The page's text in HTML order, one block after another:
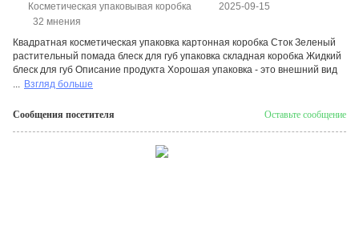
Косметическая упаковывая коробка
2025-09-15
32 мнения
Квадратная косметическая упаковка картонная коробка Сток Зеленый
растительный помада блеск для губ упаковка складная коробка Жидкий
блеск для губ Описание продукта Хорошая упаковка - это внешний вид
... Взгляд больше
Сообщения посетителя Оставьте сообщение